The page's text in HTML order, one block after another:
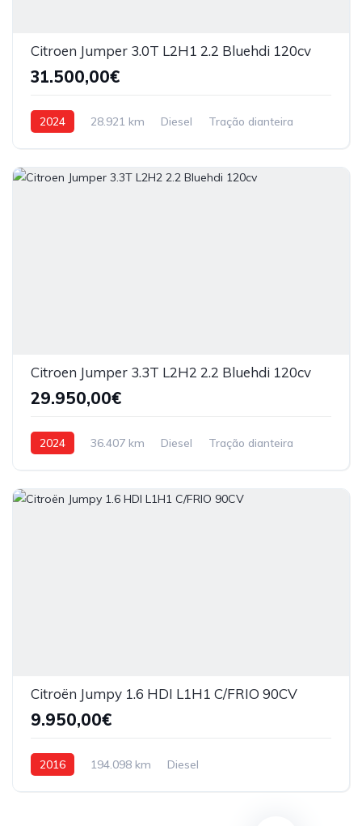
Citroen Jumper 3.0T L2H1 2.2 Bluehdi 120cv
31.500,00€
2024 28.921 km Diesel Tração dianteira
Citroen Jumper 3.3T L2H2 2.2 Bluehdi 120cv
29.950,00€
2024 36.407 km Diesel Tração dianteira
Citroën Jumpy 1.6 HDI L1H1 C/FRIO 90CV
9.950,00€
2016 194.098 km Diesel